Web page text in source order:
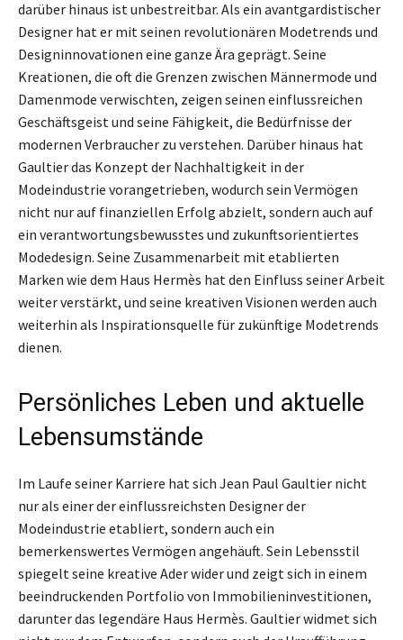
darüber hinaus ist unbestreitbar. Als ein avantgardistischer
Designer hat er mit seinen revolutionären Modetrends und
Designinnovationen eine ganze Ära geprägt. Seine
Kreationen, die oft die Grenzen zwischen Männermode und
Damenmode verwischten, zeigen seinen einflussreichen
Geschäftsgeist und seine Fähigkeit, die Bedürfnisse der
modernen Verbraucher zu verstehen. Darüber hinaus hat
Gaultier das Konzept der Nachhaltigkeit in der
Modeindustrie vorangetrieben, wodurch sein Vermögen
nicht nur auf finanziellen Erfolg abzielt, sondern auch auf
ein verantwortungsbewusstes und zukunftsorientiertes
Modedesign. Seine Zusammenarbeit mit etablierten
Marken wie dem Haus Hermès hat den Einfluss seiner Arbeit
weiter verstärkt, und seine kreativen Visionen werden auch
weiterhin als Inspirationsquelle für zukünftige Modetrends
dienen.
Persönliches Leben und aktuelle
Lebensumstände
Im Laufe seiner Karriere hat sich Jean Paul Gaultier nicht
nur als einer der einflussreichsten Designer der
Modeindustrie etabliert, sondern auch ein
bemerkenswertes Vermögen angehäuft. Sein Lebensstil
spiegelt seine kreative Ader wider und zeigt sich in einem
beeindruckenden Portfolio von Immobilieninvestitionen,
darunter das legendäre Haus Hermès. Gaultier widmet sich